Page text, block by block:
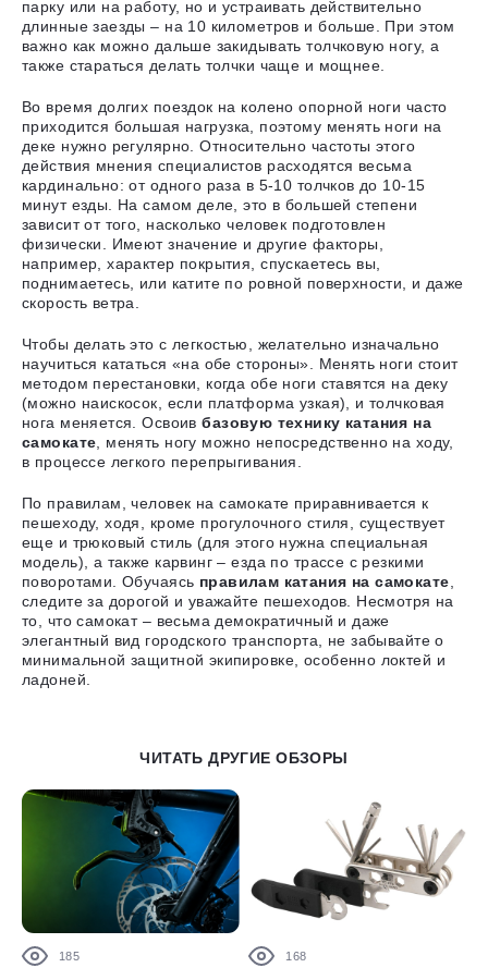
парку или на работу, но и устраивать действительно
длинные заезды – на 10 километров и больше. При этом
важно как можно дальше закидывать толчковую ногу, а
также стараться делать толчки чаще и мощнее.
Во время долгих поездок на колено опорной ноги часто
приходится большая нагрузка, поэтому менять ноги на
деке нужно регулярно . Относительно частоты этого
действия мнения специалистов расходятся весьма
кардинально: от одного раза в 5-10 толчков до 10-15
минут езды. На самом деле, это в большей степени
зависит от того, насколько человек подготовлен
физически. Имеют значение и другие факторы,
например, характер покрытия, спускаетесь вы,
поднимаетесь, или катите по ровной поверхности, и даже
скорость ветра.
Чтобы делать это с легкостью, желательно изначально
научиться кататься «на обе стороны». Менять ноги стоит
методом перестановки, когда обе ноги ставятся на деку
(можно наискосок, если платформа узкая), и толчковая
нога меняется. Освоивбазовую технику катания на
самокате , менять ногу можно непосредственно на ходу,
в процессе легкого перепрыгивания.
По правилам,человек на самокате приравнивается к
пешеходу, ходя, кроме прогулочного стиля, существует
еще и трюковый стиль (для этого нужна специальная
модель), а также карвинг – езда по трассе с резкими
поворотами. Обучаясь правилам катания на самокате
следите за дорогой и уважайте пешеходов. Несмотря на
то, что самокат – весьма демократичный и даже
элегантный вид городского транспорта, не забывайте о
минимальной защитной экипировке, особенно локтей и
ладоней.
ЧИТАТЬ ДРУГИЕ ОБЗОРЫ
185 168